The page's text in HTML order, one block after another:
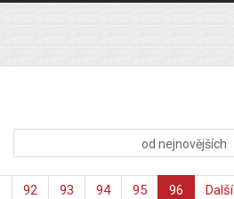
od nejnovějších
92 93 94 95 96 Další